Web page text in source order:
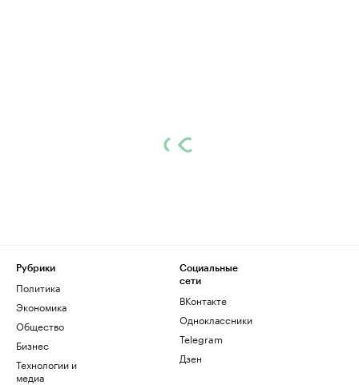
Рубрики
Политика
Экономика
Общество
Бизнес
Технологии и
медиа
Социальные
сети
ВКонтакте
Одноклассники
Telegram
Дзен